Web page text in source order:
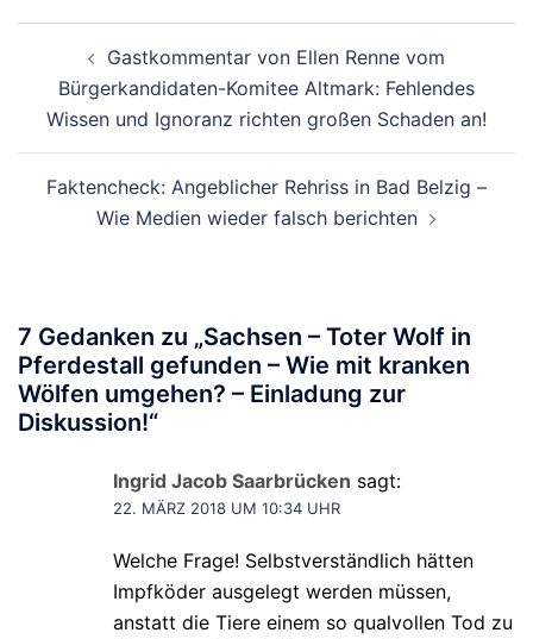
Gastkommentar von Ellen Renne vom
Bürgerkandidaten-Komitee Altmark: Fehlendes
Wissen und Ignoranz richten großen Schaden an!
Faktencheck: Angeblicher Rehriss in Bad Belzig –
Wie Medien wieder falsch berichten
7 Gedanken zu „Sachsen – Toter Wolf in
Pferdestall gefunden – Wie mit kranken
Wölfen umgehen? – Einladung zur
Diskussion!“
Ingrid Jacob Saarbrücken sagt:
22. MÄRZ 2018 UM 10:34 UHR
Welche Frage! Selbstverständlich hätten
Impfköder ausgelegt werden müssen,
anstatt die Tiere einem so qualvollen Tod zu